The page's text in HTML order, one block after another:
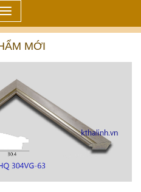
Toggle
navigation
MỚI